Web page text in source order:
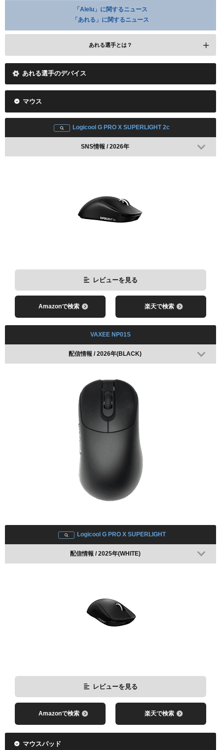
「Alelu」に関するニュース
「あれる」に関するニュース
あれる選手とは？
スタヌ 釈迦
渋谷ハル
うるか
あれる選手のデバイス
マウス
Logicool G PRO X SUPERLIGHT 2c
SNS情報 / 2026年
レビューを見る
Amazonで検索 楽天で検索
VAXEE NP01S
配信情報 / 2026年(BLACK)
Logicool G PRO X SUPERLIGHT
配信情報 / 2025年(WHITE)
レビューを見る
Amazonで検索 楽天で検索
マウスパッド